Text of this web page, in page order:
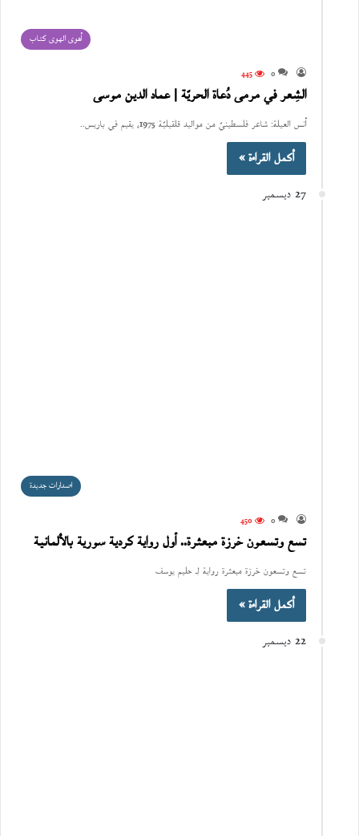
أهوى الهوى كتاب
0
445
الشِعر في مرمى دُعاة الحريّة | عماد الدين موسى
أنس العيلة: شاعر فلسطينيّ من مواليد قلقيليّة 1975، يقيم في باريس..
أكمل القراءة »
27 ديسمبر
اصدارات جديدة
0
450
تسع وتسعون خرزة مبعثرة.. أول رواية كردية سورية بالألمانية
تسع وتسعون خرزة مبعثرة رواية لِـ حليم يوسف
أكمل القراءة »
22 ديسمبر